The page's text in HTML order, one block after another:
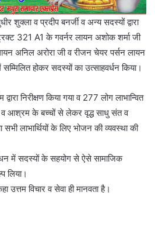
शुक्ला व प्रदीप बनर्जी व अन्य सदस्यों द्वारा
321 A1 के गवर्नर लायन अशोक शर्मा जी
अनिल अरोरा जी व रीजन चेयर पर्सन लायन
होकर सदस्यों का उत्साहवर्धन किया।
निरीक्षण किया गया व 277 लोग लाभान्वित
आश्रम के बच्चों से लेकर वृद्ध साधु संत व
लाभार्थियों के लिए भोजन की व्यवस्था की
में सदस्यों के सहयोग से ऐसे सामाजिक
लिया।
विचार व सेवा ही मानवता है।